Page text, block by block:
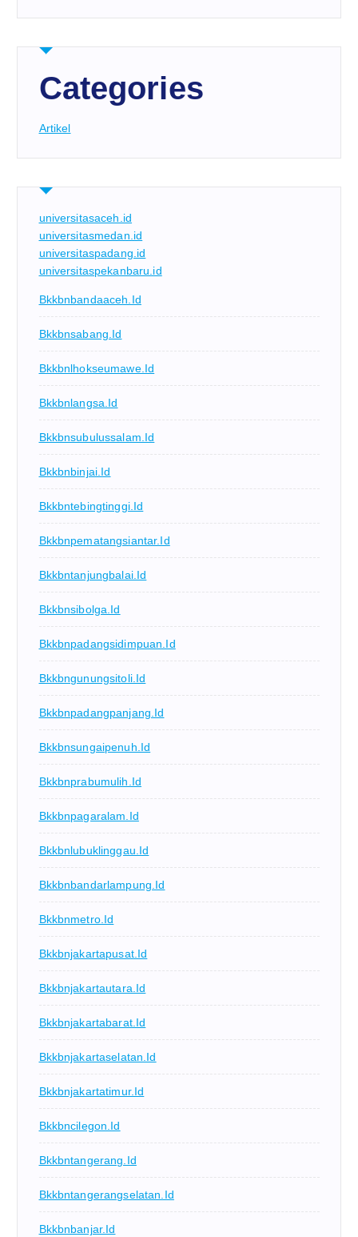
Categories
Artikel
universitasaceh.id
universitasmedan.id
universitaspadang.id
universitaspekanbaru.id
Bkkbnbandaaceh.id
Bkkbnsabang.id
Bkkbnlhokseumawe.id
Bkkbnlangsa.id
Bkkbnsubulussalam.id
Bkkbnbinjai.id
Bkkbntebingtinggi.id
Bkkbnpematangsiantar.id
Bkkbntanjungbalai.id
Bkkbnsibolga.id
Bkkbnpadangsidimpuan.id
Bkkbngunungsitoli.id
Bkkbnpadangpanjang.id
Bkkbnsungaipenuh.id
Bkkbnprabumulih.id
Bkkbnpagaralam.id
Bkkbnlubuklinggau.id
Bkkbnbandarlampung.id
Bkkbnmetro.id
Bkkbnjakartapusat.id
Bkkbnjakartautara.id
Bkkbnjakartabarat.id
Bkkbnjakartaselatan.id
Bkkbnjakartatimur.id
Bkkbncilegon.id
Bkkbntangerang.id
Bkkbntangerangselatan.id
Bkkbnbanjar.id